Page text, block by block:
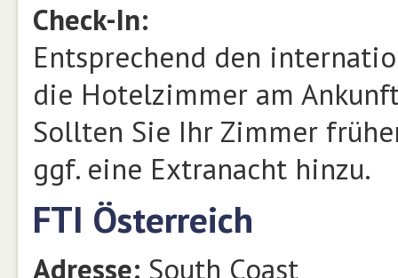
Check-In:
Entsprechend den
die Hotelzimmer am
Sollten Sie Ihr Zimmer
ggf. eine Extranacht hinzu.
FTI Österreich
Adresse: South Coast